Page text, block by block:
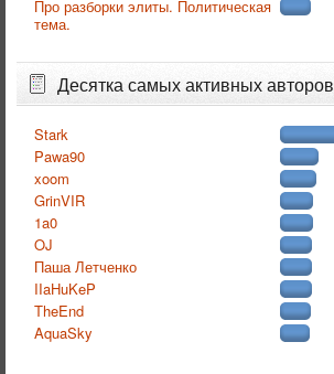
Про разборки элиты. Политическая
тема.
Десятка самых активных авторов
Stark
Pawa90
xoom
GrinVIR
1a0
OJ
Паша Летченко
IIaHuKeP
TheEnd
AquaSky